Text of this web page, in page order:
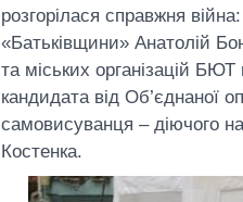
розгорілася справжня
«Батьківщини» Анатолій
та міських організацій
кандидата від Об’єднаної
самовисуванця – діючого
Костенка.